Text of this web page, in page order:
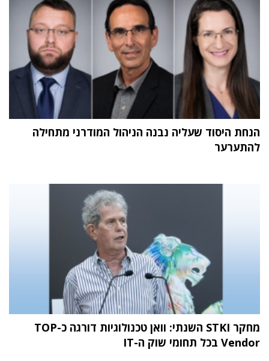
הנחת היסוד שעליה נבנה הניהול המודרני מתחילה
להתערער
מחקר STKI השנתי: וואן טכנולוגיות דורגה כ-TOP
Vendor בכל תחומי שוק ה-IT